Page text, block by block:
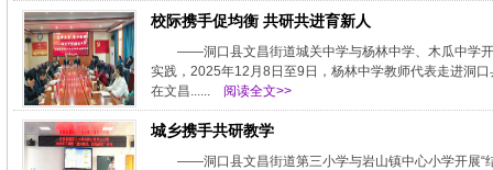
校际携手促均衡 共研共进育新人
——洞口县文昌街道城关中学与杨林中学、木瓜中学
实践，2025年12月8日至9日，杨林中学教师代表走进洞
在文昌......
阅读全文>>
城乡携手共研教学
——洞口县文昌街道第三小学与岩山镇中心小学开展“